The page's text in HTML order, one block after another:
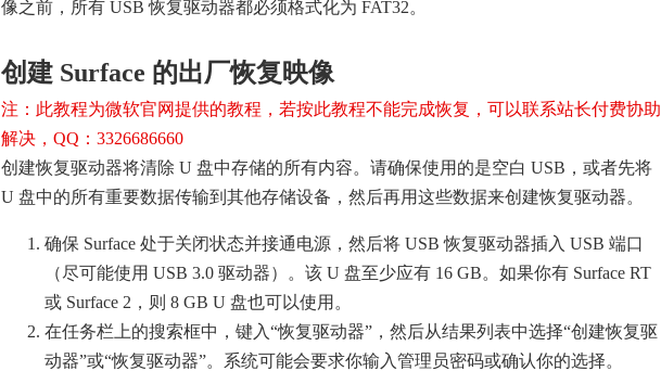
像之前，所有 USB 恢复驱动器都必须格式化为 FAT32。
创建 Surface 的出厂恢复映像
注：此教程为微软官网提供的教程，若按此教程不能完成恢复，可以联系站长付费协助
解决，QQ：3326686660
创建恢复驱动器将清除 U 盘中存储的所有内容。请确保使用的是空白 USB，或者先将
U 盘中的所有重要数据传输到其他存储设备，然后再用这些数据来创建恢复驱动器。
确保 Surface 处于关闭状态并接通电源，然后将 USB 恢复驱动器插入 USB 端口
（尽可能使用 USB 3.0 驱动器）。该 U 盘至少应有 16 GB。如果你有 Surface RT
或 Surface 2，则 8 GB U 盘也可以使用。
在任务栏上的搜索框中，键入“恢复驱动器”，然后从结果列表中选择“创建恢复驱
动器”或“恢复驱动器”。系统可能会要求你输入管理员密码或确认你的选择。